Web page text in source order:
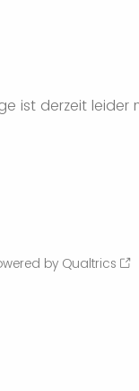
ist derzeit leider
by Qualtrics